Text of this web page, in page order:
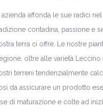
azienda affonda le sue radici
contadina, passione e
terra ci offre. Le nostre
oltre alle varietà
terreni tendenzialmente
da assicurare un prodotto
di maturazione e colte ad